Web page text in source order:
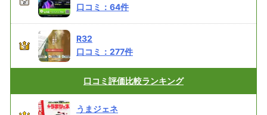
口コミ： 64件
R32
口コミ： 277件
口コミ評価比較ランキング
うまジェネ